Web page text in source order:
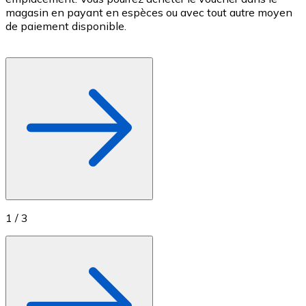
Achetez des cartes-cadeaux de vos marques
magasin en payant en espèces ou avec tout autre moyen
de paiement disponible.
1 / 3